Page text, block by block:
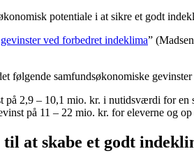
potentiale i at sikre et godt
ved forbedret indeklima”
følgende samfundsøkonomiske
på 2,9 – 10,1 mio. kr. i nutidsværdi for en
på 11 – 22 mio. kr. for eleverne og
at skabe et godt